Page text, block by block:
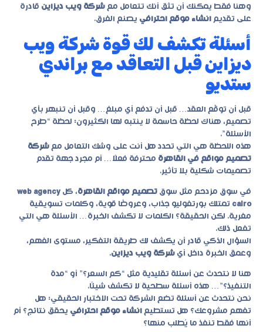
وهنا فقط يمكنك أن تثق أنك تتعامل مع شركة ويب ديزاين قادرة
على تقديم انشاء موقع احترافي يصنع الفرق.
أسئلة تكشف لك قوة شركة ويب
ديزاين قبل التعاقد مع براندي
ستديو
قبل أن توقّع العقد… قبل أن تدفع أي مبلغ… وقبل أن تنبهر بأي
تصميم، هناك لحظة حاسمة لا ينتبه لها الكثيرون: لحظة “طرح
الأسئلة”.
هذه اللحظة هي التي تحدد هل أنت على وشك التعامل مع شركة
تصميم مواقع في القاهرة محترفة فعلًا… أم مجرد جهة تقدم
تصميمات شكلية بلا تأثير.
في سوق مزدحم مثل سوق تصميم مواقع القاهرة، كل web agency
cairo تمتلك بورتفوليو جذاب، وعروضًا قوية، وكلمات تسويقية
مغرية. لكن الحقيقة؟ الكلمات لا تكشف الخبرة… الأسئلة هي التي
تفعل ذلك.
السؤال الذكي قادر أن يكشف لك طريقة التفكير، مستوى الفهم،
وعمق الخبرة داخل أي شركة ويب ديزاين.
هنا لا نتحدث عن أسئلة تقليدية مثل “كم السعر؟” أو “مدة
التنفيذ؟”… هذه أسئلة سطحية لا تكشف شيئًا.
نحن نتحدث عن أسئلة تضع الشركة تحت الاختبار الحقيقي: هل
تفهم مشروعك؟ هل تستطيع انشاء موقع احترافي يحقق نتائج؟ أم
أنها فقط تنفذ ما يُطلب منها؟